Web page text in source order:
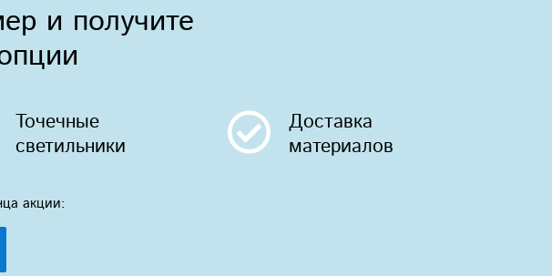
и получите
Точечные
светильники
Доставка
материалов
акции: